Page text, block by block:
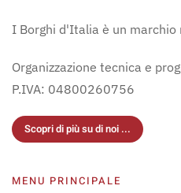
I Borghi d'Italia è un marchio
Organizzazione tecnica e
P.IVA: 04800260756
Scopri di più su di noi ...
MENU PRINCIPALE